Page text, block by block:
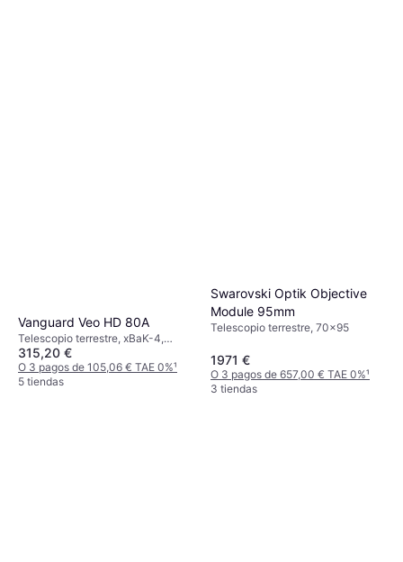
Vanguard Veo HD 80A
Telescopio terrestre, xBaK-4,
Antivaho, Multicapa
315,20 €
O 3 pagos de 105,06 € TAE 0%¹
5 tiendas
Swarovski Optik Objective
Module 95mm
Telescopio terrestre, 70x95
1971 €
O 3 pagos de 657,00 € TAE 0%¹
3 tiendas